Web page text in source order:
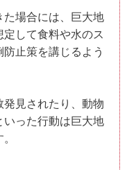
た場合には、巨大地
して食料や水のス
止策を講じるよう
見されたり、動物
いった行動は巨大地